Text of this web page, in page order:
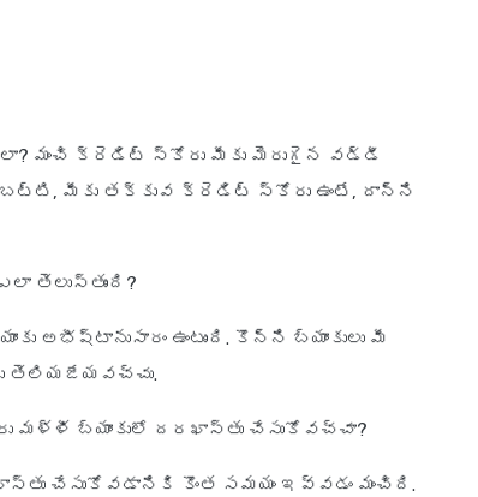
మంచి క్రెడిట్ స్కోరు మీకు మెరుగైన వడ్డీ
మీకు తక్కువ క్రెడిట్ స్కోరు ఉంటే, దాన్ని
అభీష్టానుసారం ఉంటుంది. కొన్ని బ్యాంకులు మీ
తెలియజేయవచ్చు.
బ్యాంకులో దరఖాస్తు చేసుకోవచ్చా?
చేసుకోవడానికి కొంత సమయం ఇవ్వడం మంచిది.